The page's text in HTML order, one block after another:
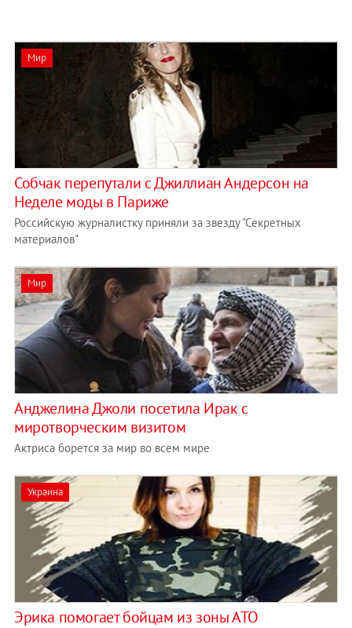
Мир
Собчак перепутали с Джиллиан Андерсон на
Неделе моды в Париже
Российскую журналистку приняли за звезду "Секретных
материалов"
Мир
Анджелина Джоли посетила Ирак с
миротворческим визитом
Актриса борется за мир во всем мире
Украина
Эрика помогает бойцам из зоны АТО